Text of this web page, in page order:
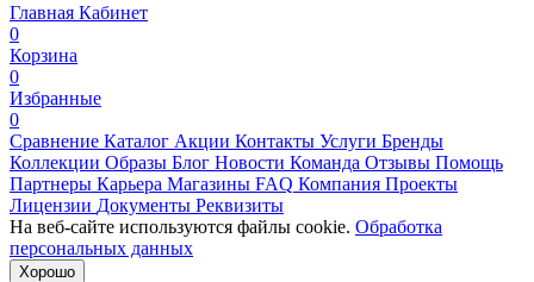
Главная Кабинет
0
Корзина
0
Избранные
0
Сравнение Каталог Акции Контакты Услуги Бренды
Коллекции Образы Блог Новости Команда Отзывы Помощь
Партнеры Карьера Магазины FAQ Компания Проекты
Лицензии Документы Реквизиты
На веб-сайте используются файлы cookie. Обработка
персональных данных
Хорошо